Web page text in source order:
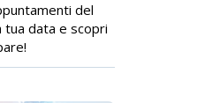
del
tua data e scopri